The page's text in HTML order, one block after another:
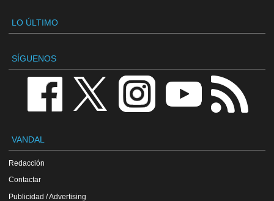
LO ÚLTIMO
SÍGUENOS
VANDAL
Redacción
Contactar
Publicidad / Advertising